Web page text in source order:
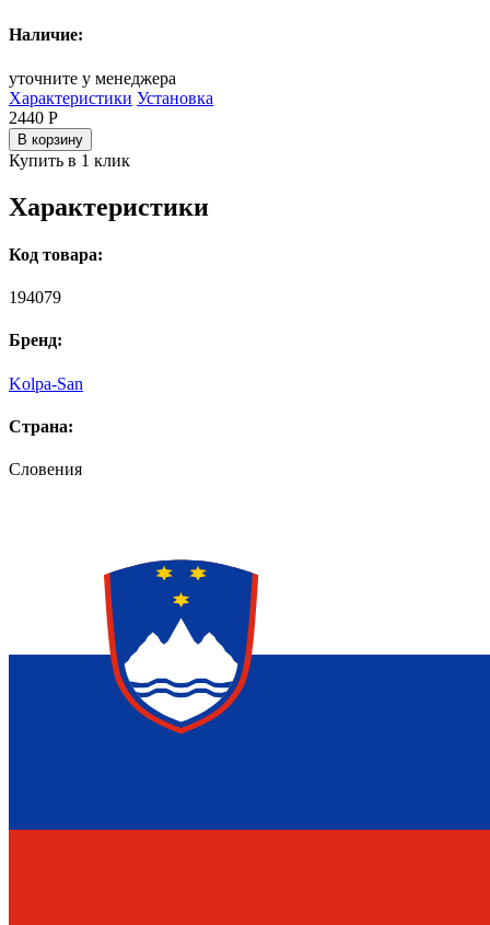
Наличие:
уточните у менеджера
Характеристики Установка
2440 Р
В корзину
Купить в 1 клик
Характеристики
Код товара:
194079
Бренд:
Kolpa-San
Страна:
Словения